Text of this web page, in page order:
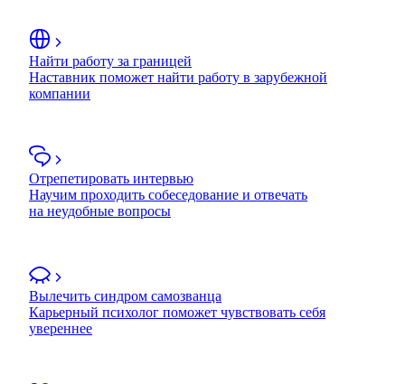
Найти работу за границей
Наставник поможет найти работу в зарубежной
компании
Отрепетировать интервью
Научим проходить собеседование и отвечать
на неудобные вопросы
Вылечить синдром самозванца
Карьерный психолог поможет чувствовать себя
увереннее